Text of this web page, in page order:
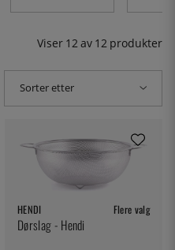
Viser 12av 12 produkter
Sorter etter
HENDI Flere valg
Dørslag - Hendi